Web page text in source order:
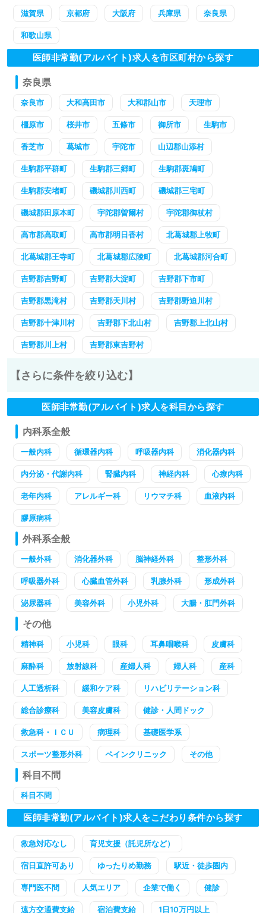
滋賀県 京都府 大阪府 兵庫県 奈良県
和歌山県
医師非常勤(アルバイト)求人を市区町村から探す
奈良県
奈良市 大和高田市 大和郡山市 天理市
橿原市 桜井市 五條市 御所市 生駒市
香芝市 葛城市 宇陀市 山辺郡山添村
生駒郡平群町 生駒郡三郷町 生駒郡斑鳩町
生駒郡安堵町 磯城郡川西町 磯城郡三宅町
磯城郡田原本町 宇陀郡曽爾村 宇陀郡御杖村
高市郡高取町 高市郡明日香村 北葛城郡上牧町
北葛城郡王寺町 北葛城郡広陵町 北葛城郡河合町
吉野郡吉野町 吉野郡大淀町 吉野郡下市町
吉野郡黒滝村 吉野郡天川村 吉野郡野迫川村
吉野郡十津川村 吉野郡下北山村 吉野郡上北山村
吉野郡川上村 吉野郡東吉野村
【さらに条件を絞り込む】
医師非常勤(アルバイト)求人を科目から探す
内科系全般
一般内科 循環器内科 呼吸器内科 消化器内科
内分泌・代謝内科 腎臓内科 神経内科 心療内科
老年内科 アレルギー科 リウマチ科 血液内科
膠原病科
外科系全般
一般外科 消化器外科 脳神経外科 整形外科
呼吸器外科 心臓血管外科 乳腺外科 形成外科
泌尿器科 美容外科 小児外科 大腸・肛門外科
その他
精神科 小児科 眼科 耳鼻咽喉科 皮膚科
麻酔科 放射線科 産婦人科 婦人科 産科
人工透析科 緩和ケア科 リハビリテーション科
総合診療科 美容皮膚科 健診・人間ドック
救急科・ＩＣＵ 病理科 基礎医学系
スポーツ整形外科 ペインクリニック その他
科目不問
科目不問
医師非常勤(アルバイト)求人をこだわり条件から探す
救急対応なし 育児支援（託児所など）
宿日直許可あり ゆったりめ勤務 駅近・徒歩圏内
専門医不問 人気エリア 企業で働く 健診
遠方交通費支給 宿泊費支給 1日10万円以上